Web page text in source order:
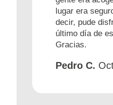
lugar era
decir, pude
último día de
Gracias.
Pedro C.